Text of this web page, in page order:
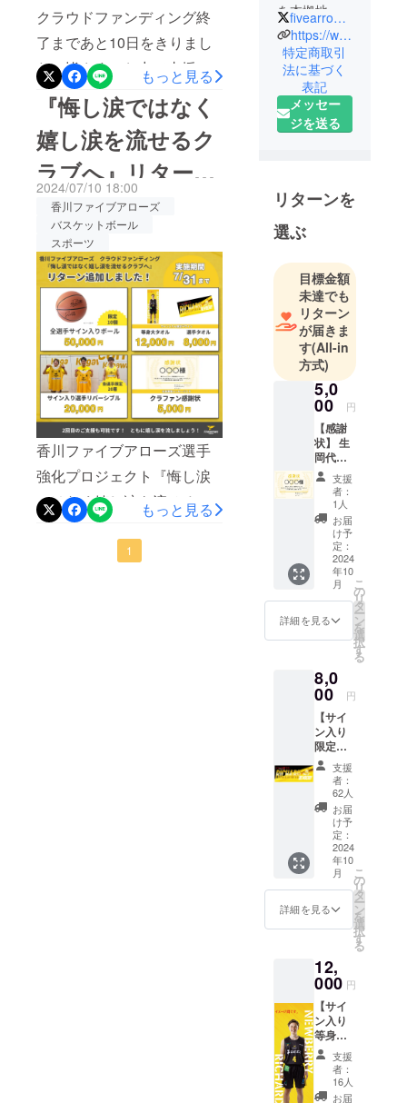
クラウドファンディング終
了まであと10日をきりまし
た！皆さまのお力で支援額
200万円も目の前です。優勝
するクラブを作るために今
一度お力を貸してくださ
い！そして！本日加入発表
があった岡田優介選手の
グッズを7月22日21時より
リターンに追加します！・
サイン入りリバーシブル
（限定20着）・サイン入り
限定選手タオル・サイン入
り等身大選手タオル数に限
りのあるリターンもありま
す！ご支援のほどよろしく
お願いいたします。
もっと見る
『悔し涙ではなく
嬉し涙を流せるク
ラブへ』リターン
を追加しました！
2024/07/10 18:00
香川ファイブアローズ
バスケットボール
スポーツ
香川ファイブアローズ選手
強化プロジェクト『悔し涙
ではなく嬉し涙を流せるク
ラブへ』 5種類のリターン
を追加しました！①全選手
もっと見る
1
を本拠地と
して活動し
ているプロ
バスケット
ボールチー
ムです。地
域に根ざし
の方々の協
力を頂きな
がら、日々
ています。
fivearrows_K
https://www.fivearrows.jp/
特定商取引
法に基づく
表記
メッセー
ジを送る
リターンを
選ぶ
目標金額
未達でも
リターン
が届きま
す(All-in
方式)
5,0
00 円
【感謝
状】 生
岡代表
取締役
社長の
直筆
メッ
セージ
入りの
感謝状
をお送
りしま
す。 ※
画像は
デザイ
ンイ
です。
実際に
お送り
する商
品とは
デザイ
ンが異
なる場
合があ
りま
す。 ※
ご支援
確定後
の返
金・
キャン
セル・
しかね
ますの
で、何
卒ご了
承くだ
さい。
支援
者：
1人
お届
け予
定：
2024
年10
月
詳細を見る
こ
の
リ
タ
ー
ン
を
選
択
す
る
8,0
00 円
【サイ
ン入り
限定選
手タオ
ル】
2024-
25シー
ズンで
販売す
る選手
タオル
のサイ
ン入り
クラウ
ドファ
ンディ
定色違
い選手
タオル
をご提
供しま
す。 ・
商品サ
イズ：
34cm×
84cm程
支援
者：
62人
お届
け予
定：
2024
年10
月
詳細を見る
こ
の
リ
タ
ー
ン
を
選
択
す
る
12,
000 円
【サイ
ン入り
等身大
選手タ
オル】
クラウ
ドファ
支援
者：
16人
お届